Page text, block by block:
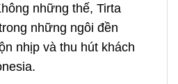
những thế, Tirta
những ngôi đền
nhịp và thu hút khách